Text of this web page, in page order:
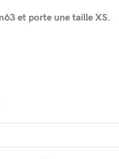
et porte une taille XS.